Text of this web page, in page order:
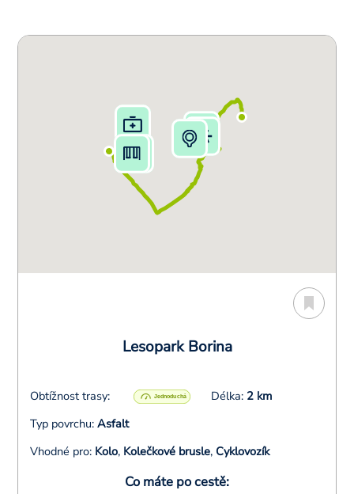
Lesopark Borina
Obtížnost trasy: Délka: 2 km
Typ povrchu: Asfalt
Vhodné pro: Kolo, Kolečkové brusle, Cyklovozík
Co máte po cestě: